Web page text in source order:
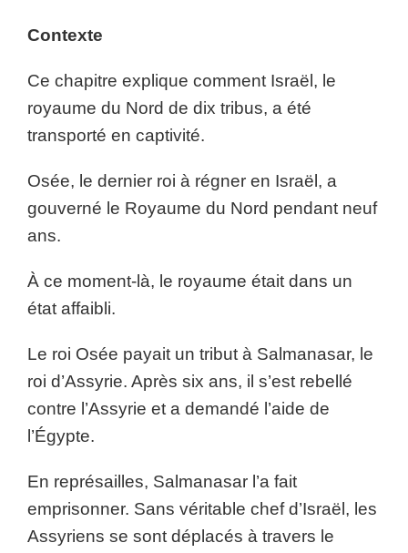
Contexte
Ce chapitre explique comment Israël, le
royaume du Nord de dix tribus, a été
transporté en captivité.
Osée, le dernier roi à régner en Israël, a
gouverné le Royaume du Nord pendant neuf
ans.
À ce moment-là, le royaume était dans un
état affaibli.
Le roi Osée payait un tribut à Salmanasar, le
roi d’Assyrie. Après six ans, il s’est rebellé
contre l’Assyrie et a demandé l’aide de
l’Égypte.
En représailles, Salmanasar l’a fait
emprisonner. Sans véritable chef d’Israël, les
Assyriens se sont déplacés à travers le